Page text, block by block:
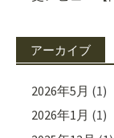
アーカイブ
2026年5月 (1)
2026年1月 (1)